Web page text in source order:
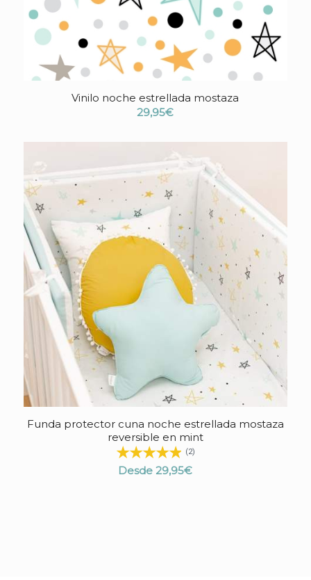
4.17
Vinilo noche estrellada mostaza
29,95€
4.78
Funda protector cuna noche estrellada mostaza
reversible en mint
(2)
Desde 29,95€